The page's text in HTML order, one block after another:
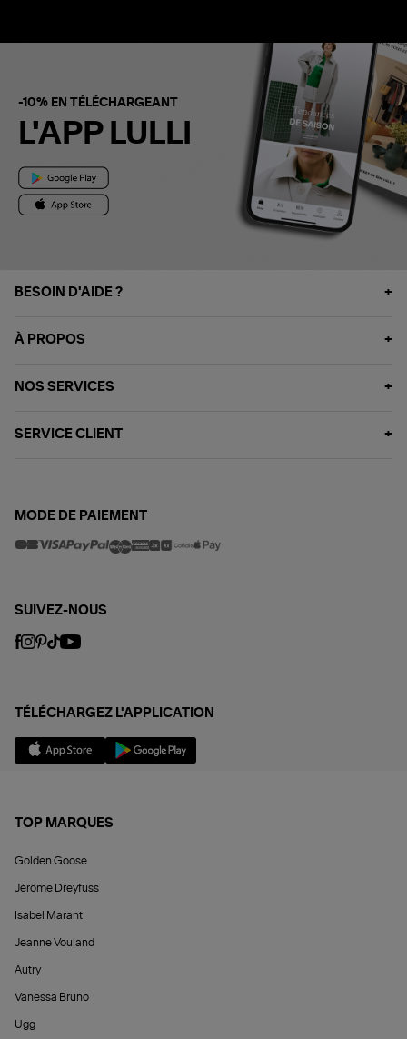
-10% EN TÉLÉCHARGEANT
L'APP LULLI
BESOIN D'AIDE ?
À PROPOS
NOS SERVICES
SERVICE CLIENT
MODE DE PAIEMENT
SUIVEZ-NOUS
TÉLÉCHARGEZ L'APPLICATION
TOP MARQUES
Golden Goose
Jérôme Dreyfuss
Isabel Marant
Jeanne Vouland
Autry
Vanessa Bruno
Ugg